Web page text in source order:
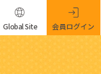
Global Site 会員ログイン